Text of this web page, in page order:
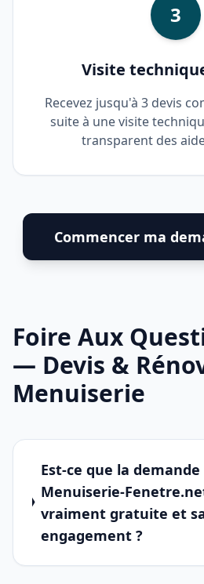
3
Visite
Recevez jusqu'à 3 devis
suite à une visite
transparent des
Commencer ma
Foire Aux
— Devis &
Menuiserie
Est-ce que la
Menuiserie-
vraiment gratuite et
engagement ?